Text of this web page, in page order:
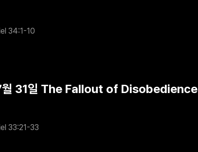
34:1-10
31일 The Fallout of Disobedience
33:21-33